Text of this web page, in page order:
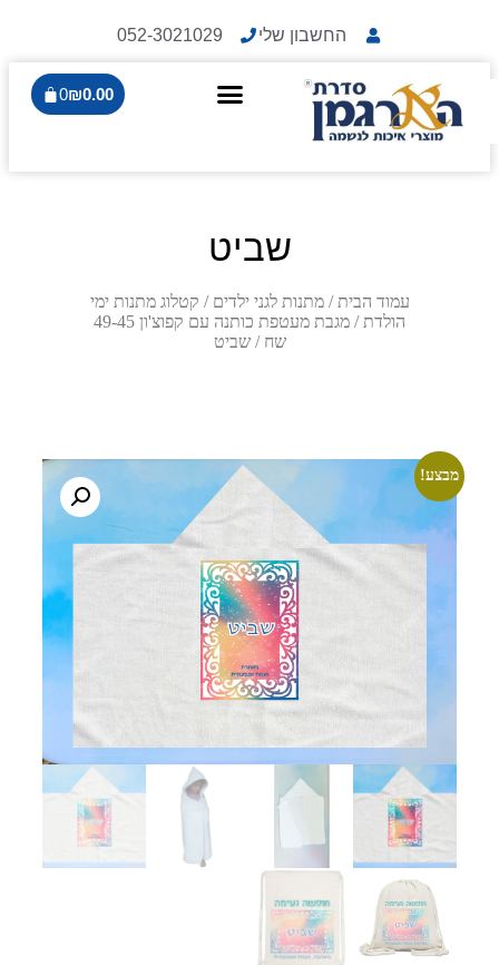
החשבון שלי 052-3021029
₪0.00
0
שביט
עמוד הבית /מתנות לגני ילדים / קטלוג מתנות ימי
הולדת /
מגבת מעטפת כותנה עם קפוצ'ון 49-45
שח / שביט
מבצע!